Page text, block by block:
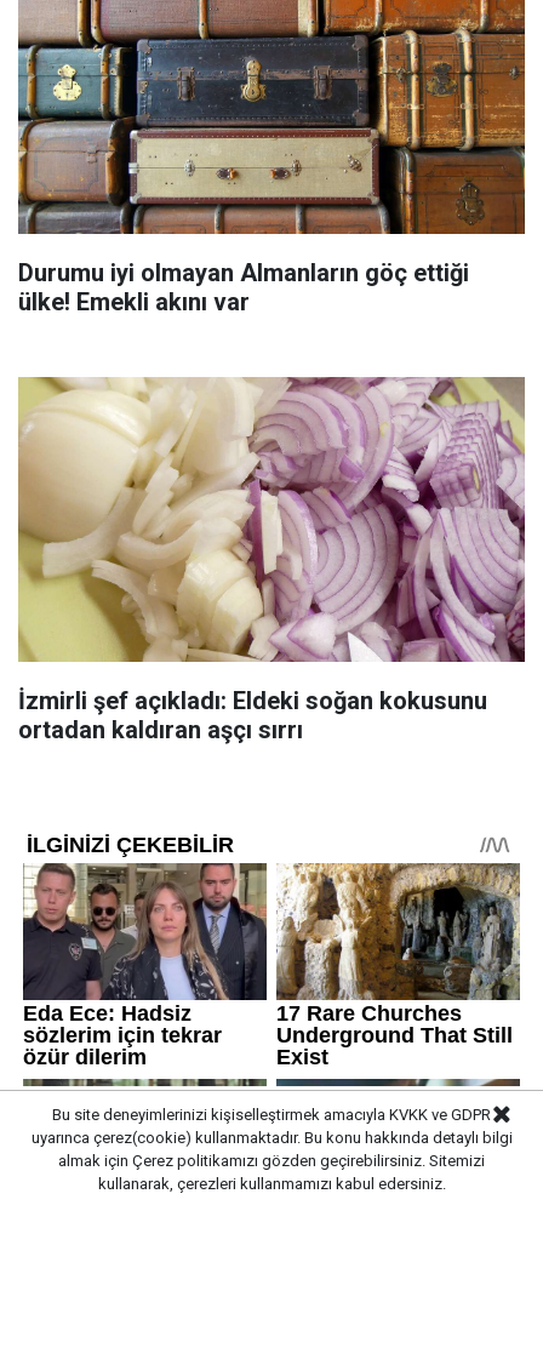
Durumu iyi olmayan Almanların göç ettiği
ülke! Emekli akını var
İzmirli şef açıkladı: Eldeki soğan kokusunu
ortadan kaldıran aşçı sırrı
Bu site deneyimlerinizi kişiselleştirmek amacıyla KVKK ve GDPR
uyarınca çerez(cookie) kullanmaktadır. Bu konu hakkında detaylı bilgi
almak için Çerez politikamızı gözden geçirebilirsiniz. Sitemizi
kullanarak, çerezleri kullanmamızı kabul edersiniz.